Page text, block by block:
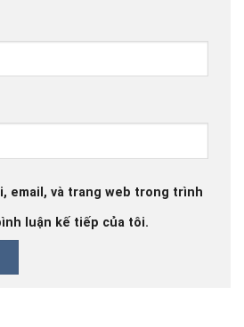
email, và trang web trong trình
luận kế tiếp của tôi.